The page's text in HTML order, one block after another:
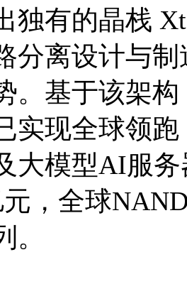
独有的晶栈
分离设计与
。基于该架
实现全球领
大模型AI服
元，全球